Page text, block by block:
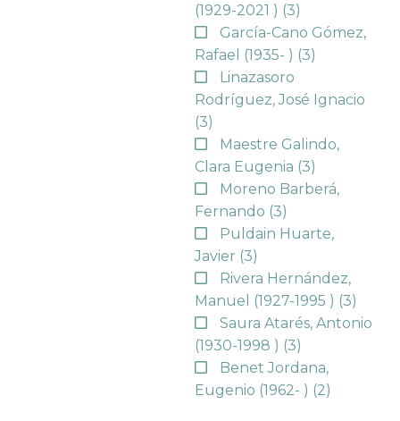
(1929-2021 ) (3)
García-Cano Gómez,
Rafael (1935- ) (3)
Linazasoro
Rodríguez, José Ignacio
(3)
Maestre Galindo,
Clara Eugenia (3)
Moreno Barberá,
Fernando (3)
Puldain Huarte,
Javier (3)
Rivera Hernández,
Manuel (1927-1995 ) (3)
Saura Atarés, Antonio
(1930-1998 ) (3)
Benet Jordana,
Eugenio (1962- ) (2)